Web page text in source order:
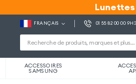
Lunettes
Lunettes
FRANÇAIS 01 55 82 00 00
ACCESSOIRES
SAMSUNG